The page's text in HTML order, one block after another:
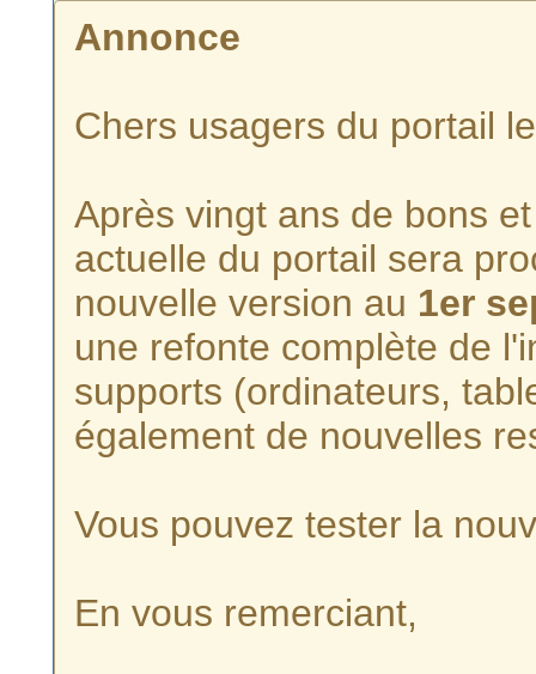
Annonce
Chers usagers du portail
Après vingt ans de bons
actuelle du portail sera
nouvelle version au 1er
une refonte complète de
supports (ordinateurs,
également de nouvelles
Vous pouvez tester la
En vous remerciant,